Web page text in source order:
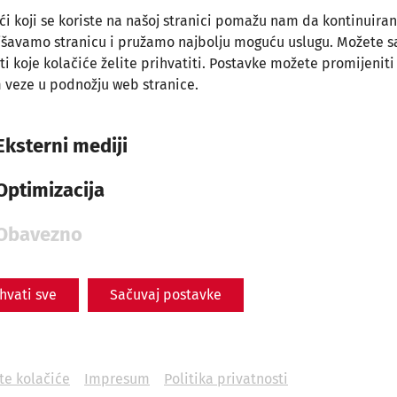
koji se koriste na našoj stranici pomažu nam da
stranicu i pružamo najbolju moguću uslugu. Možete
koje kolačiće želite prihvatiti. Postavke možete promijeniti
veze u podnožju web stranice.
mediji
sve Sačuvaj postavke
kolačiće Impresum Politika privatnosti
Baths in the Civil City of
Carnuntum
Everyday
life
Hygiene